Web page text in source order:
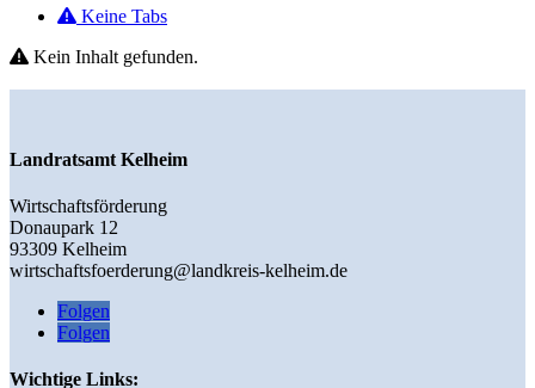
Keine Tabs
Kein Inhalt gefunden.
Landratsamt Kelheim
Wirtschaftsförderung
Donaupark 12
93309 Kelheim
wirtschaftsfoerderung@landkreis-kelheim.de
Folgen
Folgen
Wichtige Links: